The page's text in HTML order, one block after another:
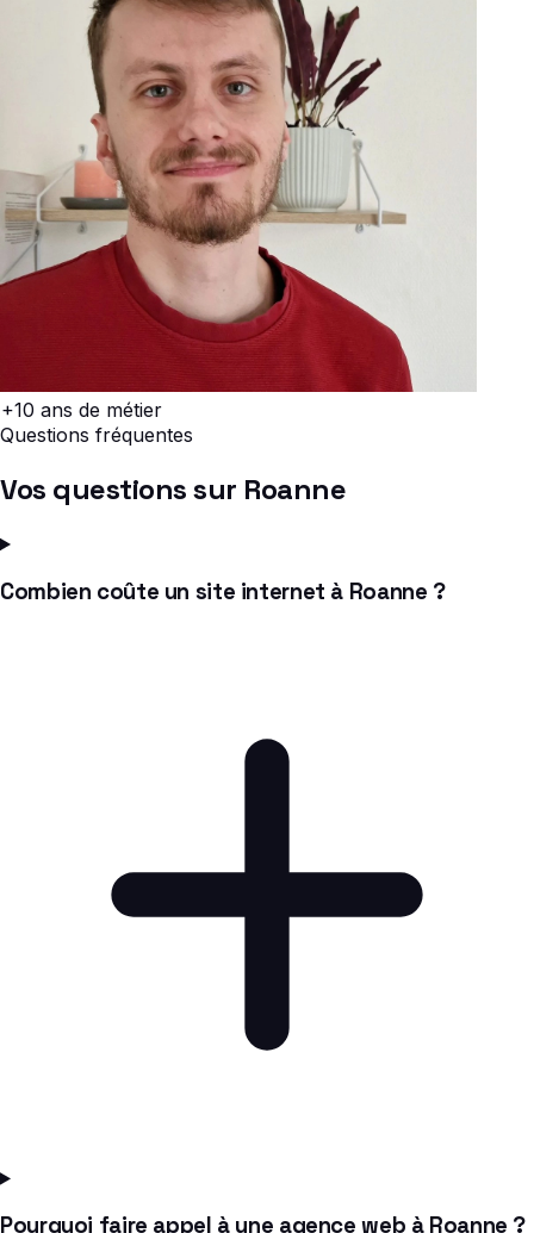
+10 ans de métier
Questions fréquentes
Vos questions sur Roanne
Combien coûte un site internet à Roanne ?
Pourquoi faire appel à une agence web à Roanne ?